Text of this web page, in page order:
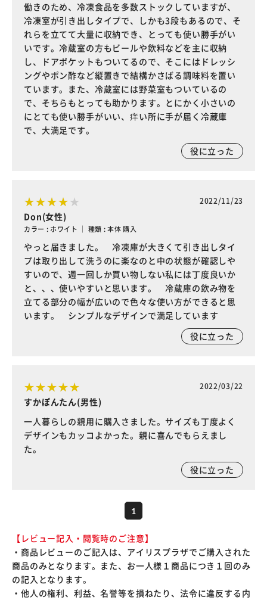
働きのため、冷凍食品を多数ストックしていますが、
冷凍室が引き出しタイプで、しかも3段もあるので、そ
れらを立てて大量に収納でき、とっても使い勝手がい
いです。冷蔵室の方もビールや飲料などを主に収納
し、ドアポケットもついてるので、そこにはドレッシ
ングやポン酢など縦置きで結構かさばる調味料を置い
ています。また、冷蔵室には野菜室もついているの
で、そちらもとっても助かります。とにかく小さいの
にとても使い勝手がいい、痒い所に手が届く冷蔵庫
で、大満足です。
役に立った
2022/11/23
Don(女性)
カラー : ホワイト ｜ 種類 : 本体 購入
やっと届きました。 冷凍庫が大きくて引き出しタイ
プは取り出して洗うのに楽なのと中の状態が確認しや
すいので、週一回しか買い物しない私には丁度良いか
と、、、使いやすいと思います。 冷蔵庫の飲み物を
立てる部分の幅が広いので色々な使い方ができると思
います。 シンプルなデザインで満足しています
役に立った
2022/03/22
すかぽんたん(男性)
一人暮らしの親用に購入さました。サイズも丁度よく
デザインもカッコよかった。親に喜んでもらえまし
た。
役に立った
1
【レビュー記入・閲覧時のご注意】
・商品レビューのご記入は、アイリスプラザでご購入された
商品のみとなります。また、お一人様１商品につき１回のみ
の記入となります。
・他人の権利、利益、名誉等を損ねたり、法令に違反する内